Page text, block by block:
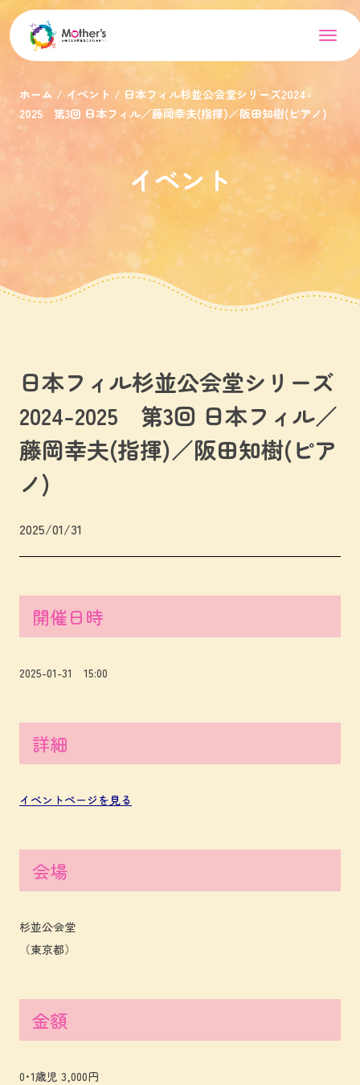
ホーム イベント
日本フィル杉並公会堂シリーズ2024-
2025 第3回 日本フィル／藤岡幸夫(指揮)／阪田知樹(ピアノ)
イベント
日本フィル杉並公会堂シリーズ
2024-2025 第3回 日本フィル／
藤岡幸夫(指揮)／阪田知樹(ピア
ノ)
2025/01/31
開催日時
2025-01-31 15:00
詳細
イベントページを見る
会場
杉並公会堂
（東京都）
金額
0･1歳児 3,000円